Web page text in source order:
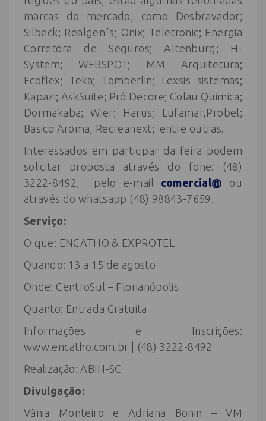
marcas do mercado, como Desbravador;
Silbeck; Realgen´s; Onix; Teletronic; Energia
Corretora de Seguros; Altenburg; H-
System; WEBSPOT; MM Arquitetura;
Ecoflex; Teka; Tomberlin; Lexsis sistemas;
Kapazi; AskSuite; Pró Decore; Colau Quimica;
Dormakaba; Wier; Harus; Lufamar,Probel;
Basico Aroma, Recreanext; entre outras.
Interessados em participar da feira podem
solicitar proposta através do fone: (48)
3222-8492, pelo e-mail comercial@ ou
através do whatsapp (48) 98843-7659.
Serviço:
O que: ENCATHO & EXPROTEL
Quando: 13 a 15 de agosto
Onde: CentroSul – Florianópolis
Quanto: Entrada Gratuita
Informações e Inscrições:
www.encatho.com.br | (48) 3222-8492
Realização: ABIH-SC
Divulgação:
Vânia Monteiro e Adriana Bonin – VM